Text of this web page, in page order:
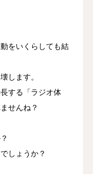
をいくらしても結
します。
する「ラジオ体
せんね？
しょうか？